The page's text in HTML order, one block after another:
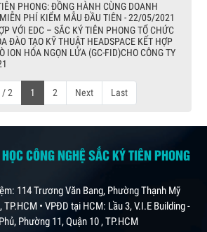
PHONG: ĐỒNG HÀNH CÙNG DOANH
MIỄN PHÍ KIỂM MẪU ĐẦU TIÊN - 22/05/2021
VỚI EDC – SẮC KÝ TIÊN PHONG TỔ CHỨC
ĐÀO TẠO KỸ THUẬT HEADSPACE KẾT HỢP
ION HÓA NGỌN LỬA (GC-FID)CHO CÔNG TY
/ 2 1 2 Next Last
CÔNG NGHỆ SẮC KÝ TIÊN PHONG
114 Trương Văn Bang, Phường Thạnh Mỹ
• VPĐD tại HCM: Lầu 3, V.I.E Building -
Phường 11, Quận 10 , TP.HCM